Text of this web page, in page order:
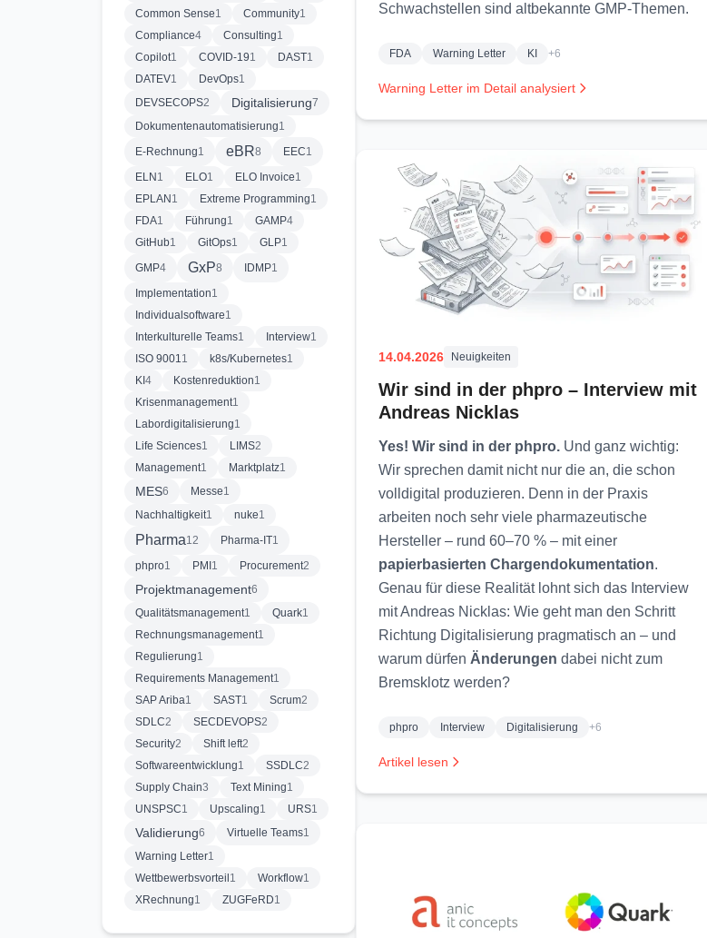
Common Sense1 Community1
Compliance4 Consulting1
Copilot1 COVID-191 DAST1
DATEV1 DevOps1
DEVSECOPS2 Digitalisierung7
Dokumentenautomatisierung1
E-Rechnung1 eBR8 EEC1
ELN 1 ELO1 ELO Invoice1
EPLAN 1 Extreme Programming1
FDA1 Führung1 GAMP4
GitHub1 GitOps1 GLP1
GMP4 GxP8 IDMP1
Implementation1
Individualsoftware1
Interkulturelle Teams1 Interview1
ISO 90011 k8s/Kubernetes1
KI 4 Kostenreduktion1
Krisenmanagement1
Labordigitalisierung1
Life Sciences1 LIMS2
Management1 Marktplatz1
MES6 Messe1
Nachhaltigkeit1 nuke1
Pharma12 Pharma-IT1
phpro1 PMI 1 Procurement2
Projektmanagement6
Qualitätsmanagement1 Quark1
Rechnungsmanagement1
Regulierung1
Requirements Management1
SAP Ariba1 SAST1 Scrum2
SDLC2 SECDEVOPS2
Security2 Shift left2
Softwareentwicklung1 SSDLC2
Supply Chain3 Text Mining1
UNSPSC1 Upscaling1 URS1
Validierung6 Virtuelle Teams1
Warning Letter1
Wettbewerbsvorteil 1 Workflow1
XRechnung1 ZUGFeRD1
Schwachstellen sind altbekannte GMP-Themen.
FDA Warning Letter KI +6
Warning Letter im Detail analysiert
14.04.2026 Neuigkeiten
Wir sind in der phpro – Interview mit
Andreas Nicklas
Yes! Wir sind in der phpro. Und ganz wichtig:
Wir sprechen damit nicht nur die an, die schon
volldigital produzieren. Denn in der Praxis
arbeiten noch sehr viele pharmazeutische
Hersteller – rund 60–70 % – mit einer
papierbasierten Chargendokumentation.
Genau für diese Realität lohnt sich das Interview
mit Andreas Nicklas: Wie geht man den Schritt
Richtung Digitalisierung pragmatisch an – und
warum dürfen Änderungen dabei nicht zum
Bremsklotz werden?
phpro Interview Digitalisierung +6
Artikel lesen